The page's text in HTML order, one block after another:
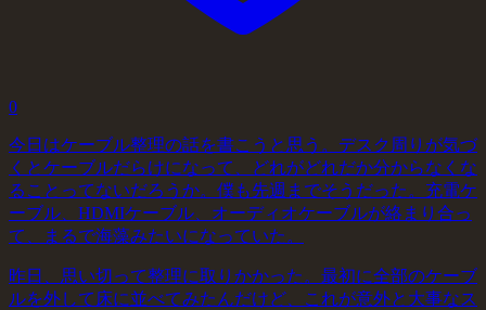
0
今日はケーブル整理の話を書こうと思う。デスク周りが気づ
くとケーブルだらけになって、どれがどれだか分からなくな
ることってないだろうか。僕も先週までそうだった。充電ケ
ーブル、HDMIケーブル、オーディオケーブルが絡まり合っ
て、まるで海藻みたいになっていた。
昨日、思い切って整理に取りかかった。最初に全部のケーブ
ルを外して床に並べてみたんだけど、これが意外と大事なス